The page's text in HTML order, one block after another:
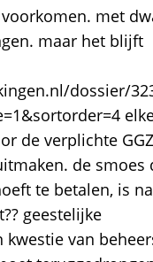
met
maar het blijft
dossier/
de verplichte
de smoes
te betalen, is
geestelijke
van